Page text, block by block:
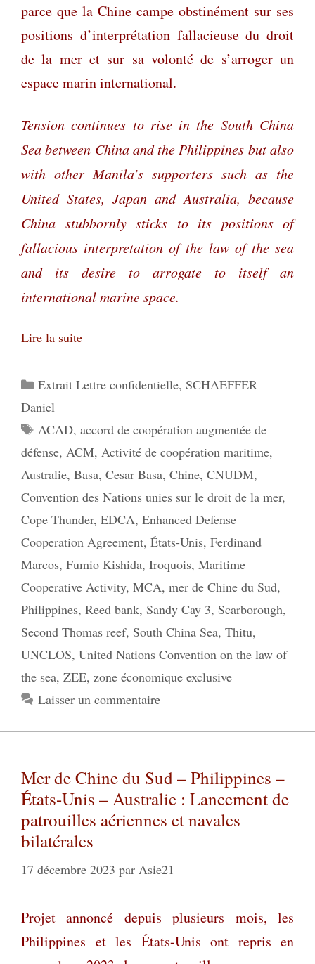
parce que la Chine campe obstinément sur ses
positions d’interprétation fallacieuse du droit
de la mer et sur sa volonté de s’arroger un
espace marin international.
Tension continues to rise in the South China
Sea between China and the Philippines but also
with other Manila’s supporters such as the
United States, Japan and Australia, because
China stubbornly sticks to its positions of
fallacious interpretation of the law of the sea
and its desire to arrogate to itself an
international marine space.
Lire la suite
Catégories
Extrait Lettre confidentielle, SCHAEFFER
Daniel
Étiquettes
ACAD, accord de coopération augmentée de
défense, ACM, Activité de coopération maritime,
Australie, Basa, Cesar Basa, Chine, CNUDM,
Convention des Nations unies sur le droit de la mer,
Cope Thunder, EDCA, Enhanced Defense
Cooperation Agreement, États-Unis, Ferdinand
Marcos, Fumio Kishida, Iroquois, Maritime
Cooperative Activity, MCA, mer de Chine du Sud,
Philippines, Reed bank, Sandy Cay 3, Scarborough,
Second Thomas reef, South China Sea, Thitu,
UNCLOS, United Nations Convention on the law of
the sea, ZEE, zone économique exclusive
Laisser un commentaire
Mer de Chine du Sud – Philippines –
États-Unis – Australie : Lancement de
patrouilles aériennes et navales
bilatérales
17 décembre 2023 par Asie21
Projet annoncé depuis plusieurs mois, les
Philippines et les États-Unis ont repris en